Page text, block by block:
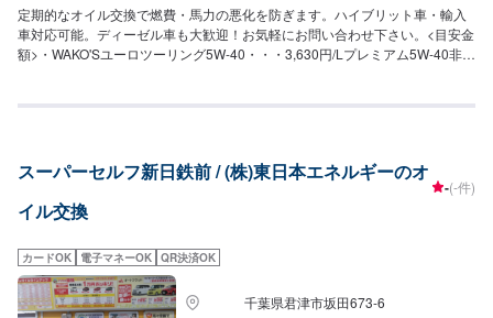
定期的なオイル交換で燃費・馬力の悪化を防ぎます。ハイブリット車・輸入
車対応可能。ディーゼル車も大歓迎！お気軽にお問い合わせ下さい。<目安金
額>・WAKO'Sユーロツーリング5W-40・・・3,630円/Lプレミアム5W-40非対
油・0W-205W-30・・・1,700円/L低燃費車・鉱物油・10W30・・・1,250
550円オイルエレメント国産車2,200円~外国車3,850円~トラック5,500円~
スーパーセルフ新日鉄前 / (株)東日本エネルギーのオ
イル交換
-(-件)
カードOK 電子マネーOK QR決済OK
千葉県君津市坂田673-6